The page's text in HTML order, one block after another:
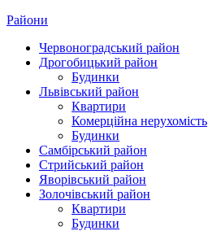
Райони
Червоноградський район
Дрогобицький район
Будинки
Львівський район
Квартири
Комерційна нерухомість
Будинки
Самбірський район
Стрийський район
Яворівський район
Золочівський район
Квартири
Будинки